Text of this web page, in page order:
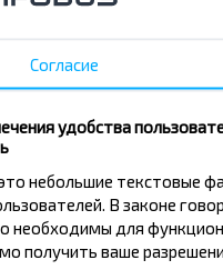
из
Согласие
удобства
небольшие текстовые
В законе
необходимы для
получить ваше